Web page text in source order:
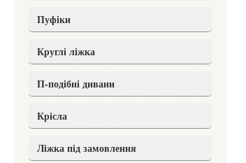
Пуфіки
Круглі ліжка
П-подібні дивани
Крісла
Ліжка під замовлення